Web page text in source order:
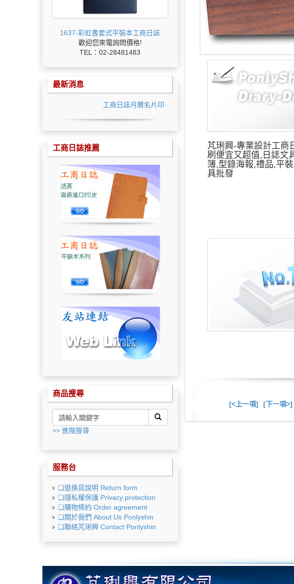
1637-彩虹書套式平裝本工商日誌
歡迎您來電詢問價格!
TEL：02-28481483
最新消息
工商日誌月曆名片印刷最低價
工商日誌推薦
商品搜尋
>> 進階搜尋
服務台
❏退換貨說明 Return form
❏隱私權保護 Privacy protection
❏購物條約 Order agreement
❏關於我們 About Us Ponlyshin
❏聯絡芃琍興 Contact Ponlyshin
芃琍興-專業設計工商
刷便宜又超值,日誌文
簿,型錄海報,禮品,平
具批發
[<上一項] [下一項>]